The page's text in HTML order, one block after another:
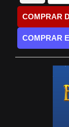
COMPRAR
COMPRAR